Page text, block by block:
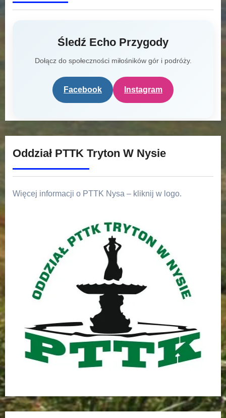
Śledź Echo Przygody
Dołącz do społeczności miłośników gór i podróży.
Facebook Instagram
Oddział PTTK Tryton W Nysie
Więcej informacji o PTTK Nysa – kliknij w logo.